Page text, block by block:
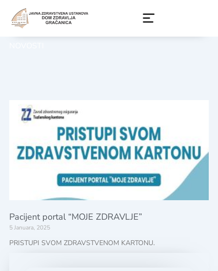
content
Pacijent portal “MOJE ZDRAVLJE”
5 Januara, 2025
PRISTUPI SVOM ZDRAVSTVENOM KARTONU.